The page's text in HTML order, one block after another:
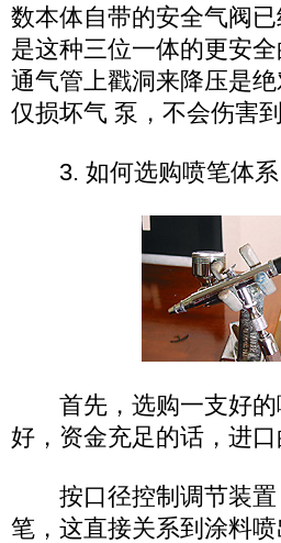
数本体自带的安全气阀
是这种三位一体的更安
通气管上戳洞来降压是
仅损坏气 泵，不会伤害
3. 如何选购喷笔体系
首先，选购一支好的
好，资金充足的话，进口
按口径控制调节装置
笔，这直接关系到涂料